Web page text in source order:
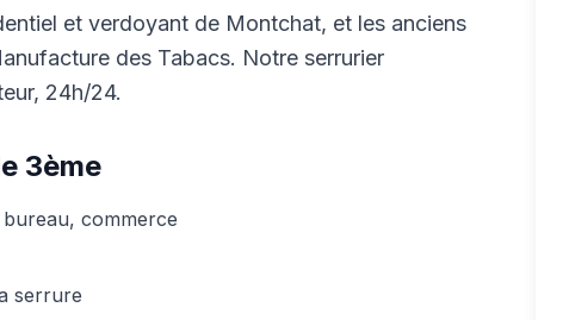
et verdoyant de Montchat, et les anciens
des Tabacs. Notre serrurier
24h/24.
3ème
commerce
serrure